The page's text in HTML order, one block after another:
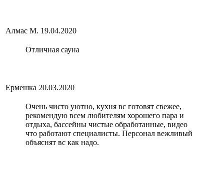
Алмас М. 19.04.2020
Отличная сауна
Ермешка 20.03.2020
Очень чисто уютно, кухня вс готовят свежее,
рекомендую всем любителям хорошего пара и
отдыха, бассейны чистые обработанные, видео
что работают специалисты. Персонал вежливый
объяснят вс как надо.